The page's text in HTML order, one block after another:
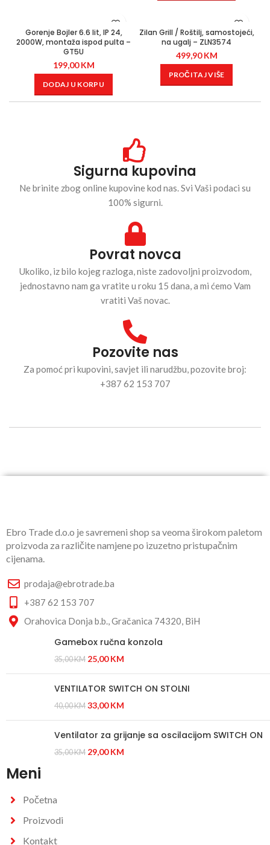
Gorenje Bojler 6.6 lit, IP 24,
2000W, montaža ispod pulta –
GT5U
199,00KM
DODAJ U KORPU
Zilan Grill / Roštilj, samostojeći,
na ugalj – ZLN3574
499,90KM
PROČITAJ VIŠE
Sigurna kupovina
Ne brinite zbog online kupovine kod nas. Svi Vaši podaci su
100% sigurni.
Povrat novca
Ukoliko, iz bilo kojeg razloga, niste zadovoljni proizvodom,
jednostavno nam ga vratite u roku 15 dana, a mi ćemo Vam
vratiti Vaš novac.
Pozovite nas
Za pomoć pri kupovini, savjet ili narudžbu, pozovite broj:
+387 62 153 707
Ebro Trade d.o.o je savremeni shop sa veoma širokom paletom
proizvoda za različite namjene po izuzetno pristupačnim
cijenama.
prodaja@ebrotrade.ba
+387 62 153 707
Orahovica Donja b.b., Gračanica 74320, BiH
Gamebox ručna konzola
35,00KM 25,00KM
VENTILATOR SWITCH ON STOLNI
40,00KM 33,00KM
Ventilator za grijanje sa oscilacijom SWITCH ON
35,00KM 29,00KM
Meni
Početna
Proizvodi
Kontakt